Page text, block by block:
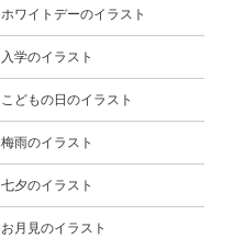
ホワイトデーのイラスト
入学のイラスト
こどもの日のイラスト
梅雨のイラスト
七夕のイラスト
お月見のイラスト